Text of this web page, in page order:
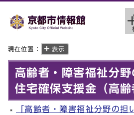
現在位置： 表示
高齢者・障害福祉分
住宅確保支援金（高齢
「高齢者・障害福祉分野の担